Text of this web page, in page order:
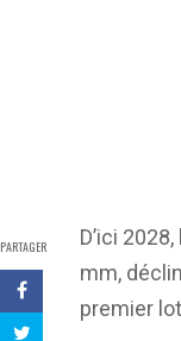
PARTAGER
D’ici
mm,
premier